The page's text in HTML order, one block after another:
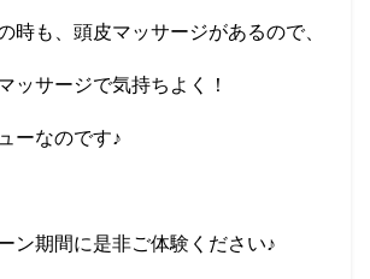
時も、頭皮マッサージがあるので、
ッサージで気持ちよく！
ーなのです♪
ン期間に是非ご体験ください♪